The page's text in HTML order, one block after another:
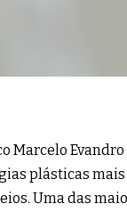
Marcelo
plásticas
Uma das